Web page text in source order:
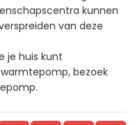
kunnen
van deze
je huis kunt
bezoek